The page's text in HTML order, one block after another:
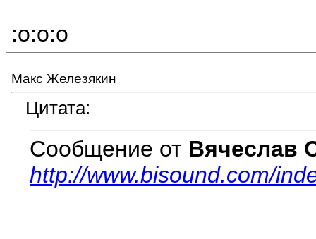
:o:o:o
Макс Железякин
Цитата:
Сообщение от Вячеслав
http://www.bisound.com/